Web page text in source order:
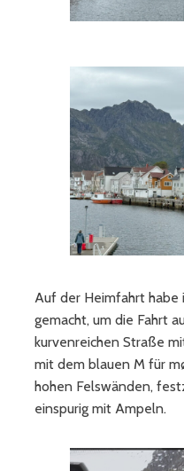
Auf der Heimfahrt habe
gemacht, um die Fahrt
kurvenreichen Straße
mit dem blauen M für
hohen Felswänden,
einspurig mit Ampeln.